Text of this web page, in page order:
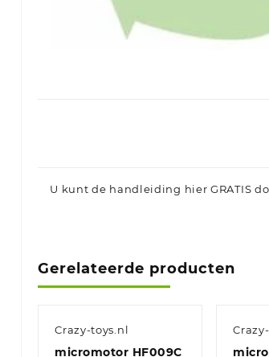
U kunt de handleiding hier GRATIS
Gerelateerde producten
Crazy-toys.nl
micromotor HF009C